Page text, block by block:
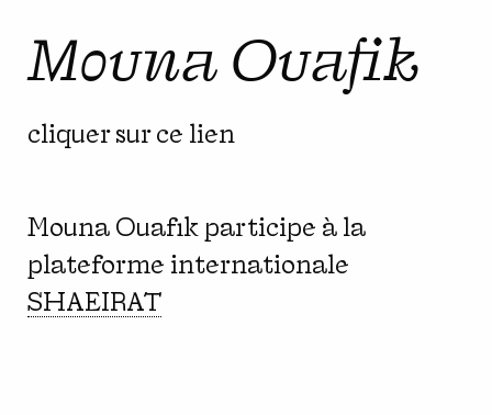
Mouna Ouafik
cliquer sur ce lien
Mouna Ouafik participe à la
plateforme internationale
SHAEIRAT